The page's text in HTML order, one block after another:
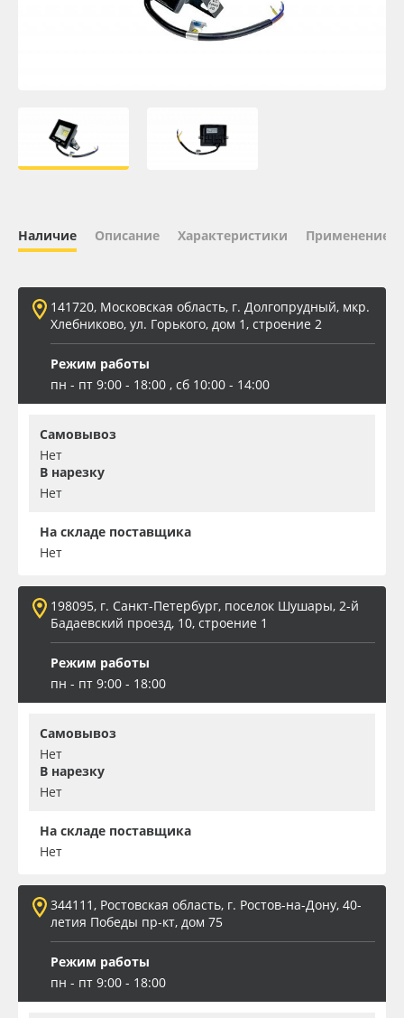
Плёнка монтажная Oratape
ПЭТ листовой
Баннер
Заготовки для сувениров
Наличие Описание Характеристики Применение
141720, Московская область, г. Долгопрудный, мкр.
Хлебниково, ул. Горького, дом 1, строение 2
Режим работы
пн - пт 9:00 - 18:00 , сб 10:00 - 14:00
Самовывоз
Нет
В нарезку
Нет
На складе поставщика
Нет
198095, г. Санкт-Петербург, поселок Шушары, 2-й
Бадаевский проезд, 10, строение 1
Режим работы
пн - пт 9:00 - 18:00
Самовывоз
Нет
В нарезку
Нет
На складе поставщика
Нет
344111, Ростовская область, г. Ростов-на-Дону, 40-
летия Победы пр-кт, дом 75
Режим работы
пн - пт 9:00 - 18:00